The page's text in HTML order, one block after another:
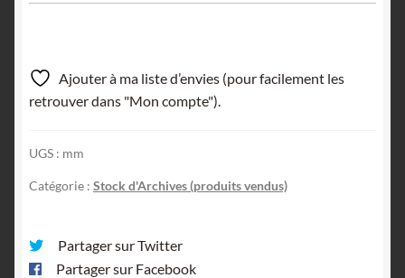
Ajouter à ma liste d’envies (pour facilement les
retrouver dans "Mon compte").
UGS : mm
Catégorie : Stock d'Archives (produits vendus)
Partager sur Twitter
Partager sur Facebook